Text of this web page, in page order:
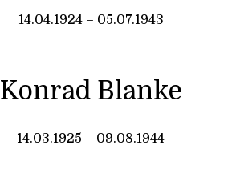
14.04.1924 – 05.07.1943
Konrad Blanke
14.03.1925 – 09.08.1944